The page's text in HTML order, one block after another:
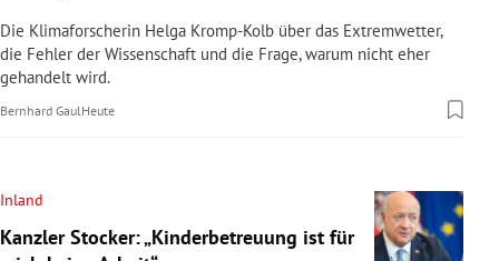
Die Klimaforscherin Helga Kromp-Kolb über das Extremwetter,
die Fehler der Wissenschaft und die Frage, warum nicht eher
gehandelt wird.
Bernhard Gaul Heute
Inland
Kanzler Stocker: „Kinderbetreuung ist für